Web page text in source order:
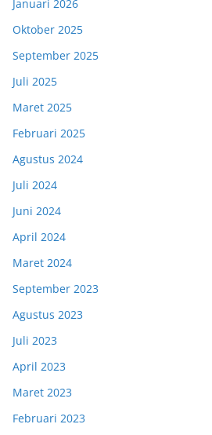
Januari 2026
Oktober 2025
September 2025
Juli 2025
Maret 2025
Februari 2025
Agustus 2024
Juli 2024
Juni 2024
April 2024
Maret 2024
September 2023
Agustus 2023
Juli 2023
April 2023
Maret 2023
Februari 2023